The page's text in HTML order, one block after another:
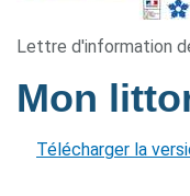
Lettre d'information
Mon
Télécharger la